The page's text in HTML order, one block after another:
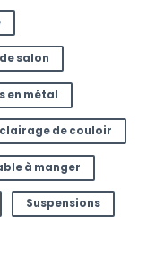
salon
en métal
de couloir
à manger
Suspensions